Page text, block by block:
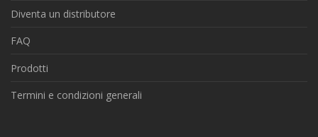
Diventa un distributore
FAQ
Prodotti
Termini e condizioni generali